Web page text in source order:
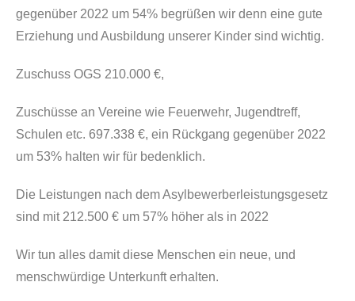
gegenüber 2022 um 54% begrüßen wir denn eine gute
Erziehung und Ausbildung unserer Kinder sind wichtig.
Zuschuss OGS 210.000 €,
Zuschüsse an Vereine wie Feuerwehr, Jugendtreff,
Schulen etc. 697.338 €, ein Rückgang gegenüber 2022
um 53% halten wir für bedenklich.
Die Leistungen nach dem Asylbewerberleistungsgesetz
sind mit 212.500 € um 57% höher als in 2022
Wir tun alles damit diese Menschen ein neue, und
menschwürdige Unterkunft erhalten.